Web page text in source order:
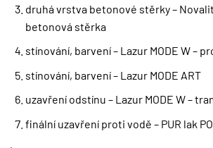
druhá vrstva betonové stěrky –
betonová stěrka
stínování, barvení – Lazur MODE W –
stínování, barvení – Lazur MODE ART
uzavření odstínu – Lazur MODE W –
finální uzavření proti vodě – PUR lak